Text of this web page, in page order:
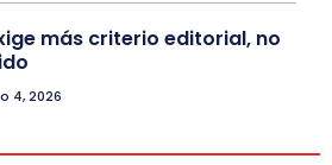
más criterio editorial, no
4, 2026